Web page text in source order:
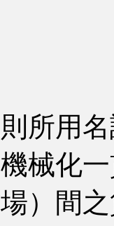
所用
化一
場）間